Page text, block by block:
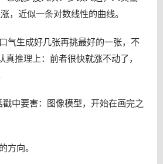
，近似一条对数线性的曲线。
气生成好几张再挑最好的一张，不
真推理上：前者很快就涨不动了，
中要害：图像模型，开始在画完之
方向。